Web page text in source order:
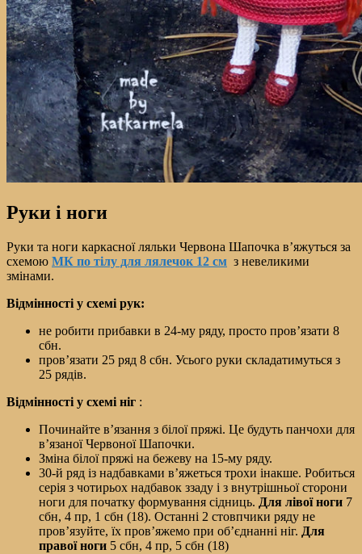
Руки і ноги
Руки та ноги каркасної ляльки Червона Шапочка в’яжуться за
схемою МК по тілу для лялечок 12 см з невеликими
змінами.
Відмінності у схемі рук:
не робити прибавки в 24-му ряду, просто пров’язати 8
сбн.
пров’язати 25 ряд 8 сбн. Усього руки складатимуться з
25 рядів.
Відмінності у схемі ніг :
Починайте в’язання з білої пряжі. Це будуть панчохи для
в’язаної Червоної Шапочки.
Зміна білої пряжі на бежеву на 15-му ряду.
30-й ряд із надбавками в’яжеться трохи інакше. Робиться
серія з чотирьох надбавок ззаду і з внутрішньої сторони
ноги для початку формування сідниць. Для лівої ноги 7
сбн, 4 пр, 1 сбн (18). Останні 2 стовпчики ряду не
пров’язуйте, їх пров’яжемо при об’єднанні ніг. Для
правої ноги 5 сбн, 4 пр, 5 сбн (18)